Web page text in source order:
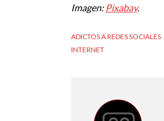
Imagen: Pixabay.
ADICTOS A REDES SOCIALES
INTERNET